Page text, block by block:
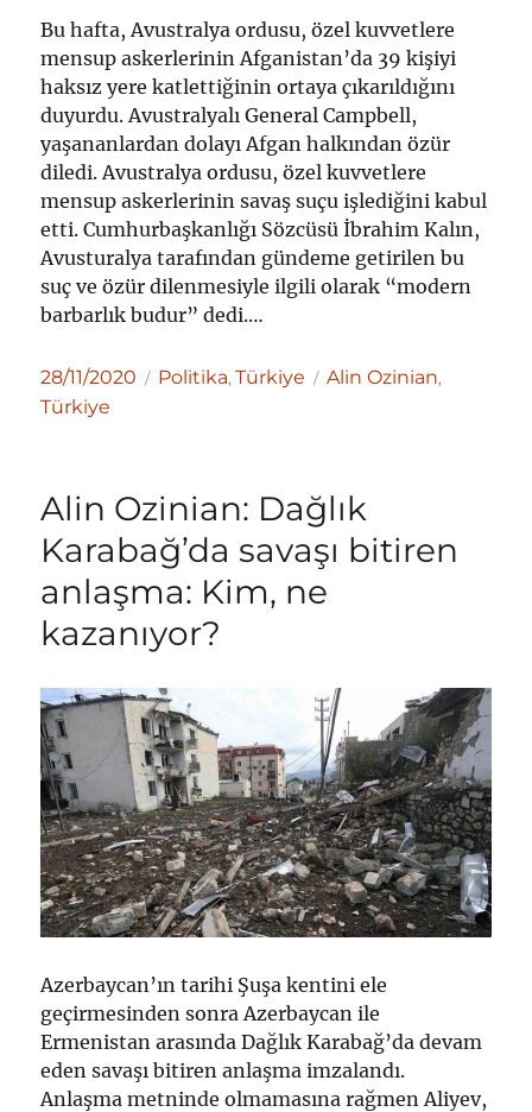
Bu hafta, Avustralya ordusu, özel kuvvetlere
mensup askerlerinin Afganistan’da 39 kişiyi
haksız yere katlettiğinin ortaya çıkarıldığını
duyurdu. Avustralyalı General Campbell,
yaşananlardan dolayı Afgan halkından özür
diledi. Avustralya ordusu, özel kuvvetlere
mensup askerlerinin savaş suçu işlediğini kabul
etti. Cumhurbaşkanlığı Sözcüsü İbrahim Kalın,
Avusturalya tarafından gündeme getirilen bu
suç ve özür dilenmesiyle ilgili olarak “modern
barbarlık budur” dedi.…
Yayın
tarihi
28/11/2020 Kategoriler
Politika,Türkiye Etiketler
Alin Ozinian,
Türkiye
Alin Ozinian: Dağlık
Karabağ’da savaşı bitiren
anlaşma: Kim, ne
kazanıyor?
Azerbaycan’ın tarihi Şuşa kentini ele
geçirmesinden sonra Azerbaycan ile
Ermenistan arasında Dağlık Karabağ’da devam
eden savaşı bitiren anlaşma imzalandı.
Anlaşma metninde olmamasına rağmen Aliyev,